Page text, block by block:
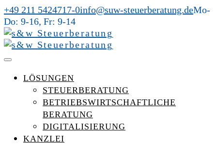
+49 211 5424717-0info@suw-steuerberatung.deMo-
Do: 9-16, Fr: 9-14
LÖSUNGEN
STEUERBERATUNG
BETRIEBSWIRTSCHAFTLICHE
BERATUNG
DIGITALISIERUNG
KANZLEI